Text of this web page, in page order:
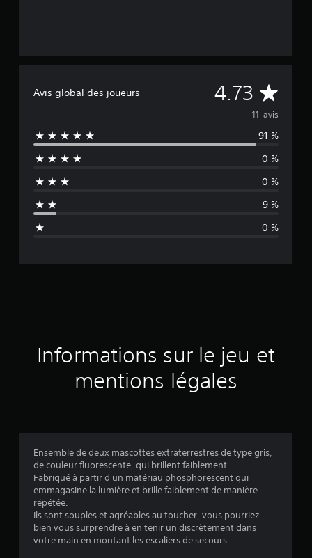
Avis global des joueurs 4.73 M
o
y
e
n
d
a
.
11 avis
91 %
0 %
0 %
9 %
0 %
Informations sur le jeu et
mentions légales
Ensemble de deux mascottes extraterrestres de type gris,
de couleur fluorescente, qui brillent faiblement.
Fabriqué à partir d'un matériau phosphorescent qui
emmagasine la lumière et brille faiblement de manière
répétée.
Ils sont souples et agréables au toucher, vous pourriez
bien vous surprendre à en tenir un discrètement dans
votre main en montant les escaliers de secours...